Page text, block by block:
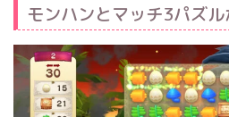
モンハンとマッチ3パズ